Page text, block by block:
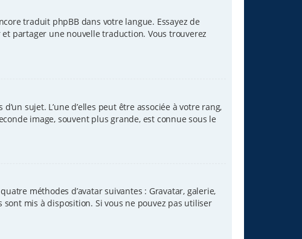
traduit phpBB dans votre langue. Essayez de
partager une nouvelle traduction. Vous trouverez
sujet. L’une d’elles peut être associée à votre rang,
image, souvent plus grande, est connue sous le
méthodes d’avatar suivantes : Gravatar, galerie,
mis à disposition. Si vous ne pouvez pas utiliser